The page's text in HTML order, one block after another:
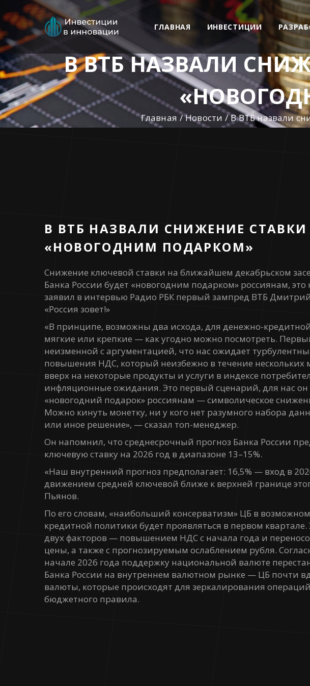
ГЛАВНАЯ ИНВЕСТИЦИИ
В ВТБ НАЗВАЛИ
Главная Новости В ВТБ назвали
В ВТБ НАЗВАЛИ СНИЖЕНИЕ СТАВКИ
«НОВОГОДНИМ ПОДАРКОМ»
Снижение ключевой ставки на ближайшем декабрьском
Банка России будет «новогодним подарком» россиянам,
заявил в интервью Радио РБК первый зампред ВТБ
«Россия зовет!»
«В принципе, возможны два исхода, для денежно-
мягкие или крепкие — как угодно можно посмотреть.
неизменной с аргументацией, что нас ожидает
повышения НДС, который неизбежно в течение нескольких
вверх на некоторые продукты и услуги в индексе
инфляционные ожидания. Это первый сценарий, для нас он
«новогодний подарок» россиянам — символическое
Можно кинуть монетку, ни у кого нет разумного набора
или иное решение», — сказал топ-менеджер.
Он напомнил, что среднесрочный прогноз Банка России
ключевую ставку на 2026 год в диапазоне 13–15%.
«Наш внутренний прогноз предполагает: 16,5% — вход в
движением средней ключевой ближе к верхней границе
Пьянов.
По его словам, «наибольший консерватизм» ЦБ в
кредитной политики будет проявляться в первом квартале.
двух факторов — повышением НДС с начала года и
цены, а также с прогнозируемым ослаблением рубля.
начале 2026 года поддержку национальной валюте
Банка России на внутреннем валютном рынке — ЦБ почти
валюты, которые происходят для зеркалирования
бюджетного правила.